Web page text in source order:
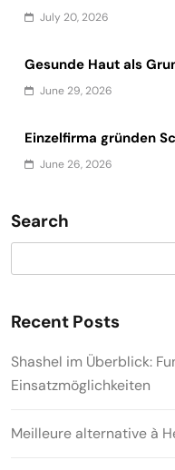
July 20, 2026
Gesunde Haut als
June 29, 2026
Einzelfirma gründen
June 26, 2026
Search
Recent Posts
Shashel im Überblick:
Einsatzmöglichkeiten
Meilleure alternative à